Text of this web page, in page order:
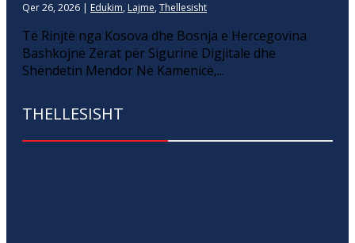
Qer 26, 2026 | Edukim, Lajme, Thellesisht
Të Rinjtë nga Kosova dhe Bosnja e Hercegovina
Bashkojnë Zërat për Sigurinë Digjitale dhe
Shëndetin Mendor Në Kamenicë,...
THELLESISHT